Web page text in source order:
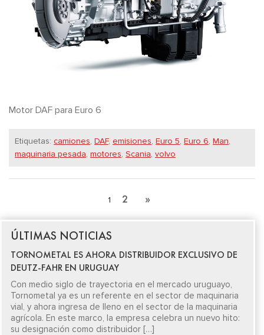
Motor DAF para Euro 6
Etiquetas: camiones, DAF, emisiones, Euro 5, Euro 6, Man,
maquinaria pesada, motores, Scania, volvo
1 2 »
ÚLTIMAS NOTICIAS
TORNOMETAL ES AHORA DISTRIBUIDOR EXCLUSIVO DE
DEUTZ-FAHR EN URUGUAY
Con medio siglo de trayectoria en el mercado uruguayo,
Tornometal ya es un referente en el sector de maquinaria
vial, y ahora ingresa de lleno en el sector de la maquinaria
agrícola. En este marco, la empresa celebra un nuevo hito:
su designación como distribuidor […]